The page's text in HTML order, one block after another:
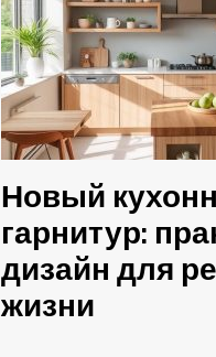
Новый
гарнитур:
дизайн для
жизни